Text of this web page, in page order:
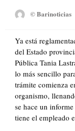
© Barinoticias
Ya está
del Estado
Pública Tania
lo más sencillo
trámite comienza
organismo,
se hace un
tiene el empleado